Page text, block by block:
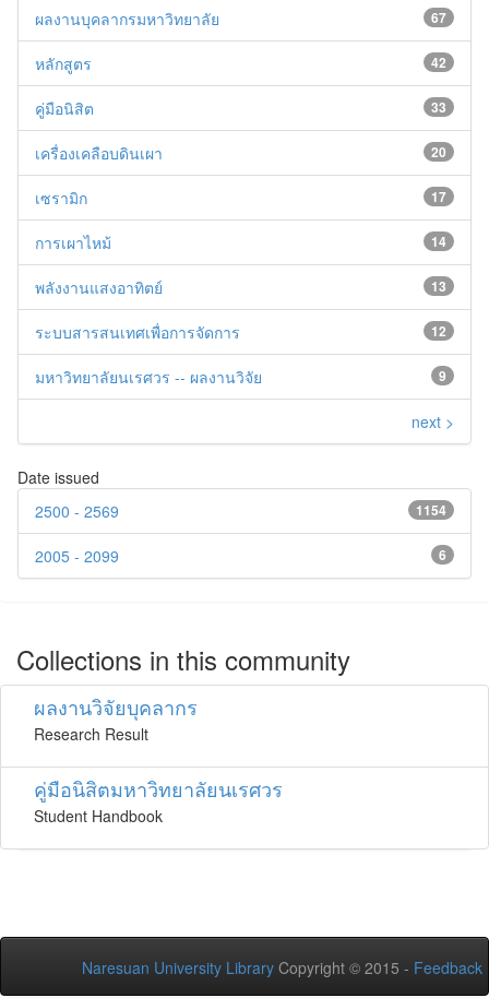
67
ผลงานบุคลากรมหาวิทยาลัย
42
หลักสูตร
33
คู่มือนิสิต
20
เครื่องเคลือบดินเผา
17
เซรามิก
14
การเผาไหม้
13
พลังงานแสงอาทิตย์
12
ระบบสารสนเทศเพื่อการจัดการ
9
มหาวิทยาลัยนเรศวร -- ผลงานวิจัย
next >
Date issued
1154
2500 - 2569
6
2005 - 2099
Collections in this community
ผลงานวิจัยบุคลากร
Research Result
คู่มือนิสิตมหาวิทยาลัยนเรศวร
Student Handbook
Naresuan University Library Copyright © 2015 - Feedback